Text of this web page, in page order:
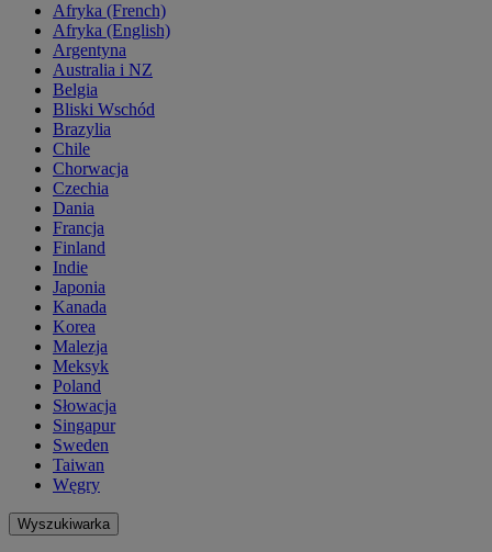
Afryka (French)
Afryka (English)
Argentyna
Australia i NZ
Belgia
Bliski Wschód
Brazylia
Chile
Chorwacja
Czechia
Dania
Francja
Finland
Indie
Japonia
Kanada
Korea
Malezja
Meksyk
Poland
Słowacja
Singapur
Sweden
Taiwan
Węgry
Wyszukiwarka